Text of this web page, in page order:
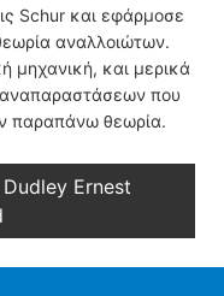
Schur και εφάρμοσε
αναλλοιώτων.
μηχανική, και μερικά
που
παραπάνω θεωρία.
Dudley Ernest